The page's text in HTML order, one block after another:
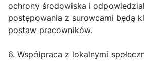
ochrony środowiska i
postępowania z surowcami będą
postaw pracowników.
6. Współpraca z lokalnymi